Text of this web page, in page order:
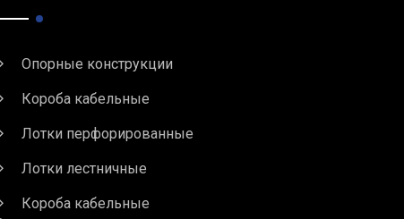
Опорные конструкции
Короба кабельные
Лотки перфорированные
Лотки лестничные
Короба кабельные